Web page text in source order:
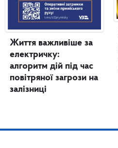
Життя важливіше за
електричку:
алгоритм дій під час
повітряної загрози на
залізниці